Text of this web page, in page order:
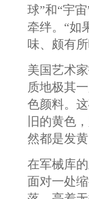
球”和“宇
牵绊。“如
味、颇有
美国艺术
质地极其
色颜料。
旧的黄色
然都是发
在军械库
面对一处